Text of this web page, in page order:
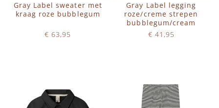
Gray Label sweater met
kraag roze bubblegum
€ 63,95
Gray Label legging
roze/creme strepen
bubblegum/cream
€ 41,95